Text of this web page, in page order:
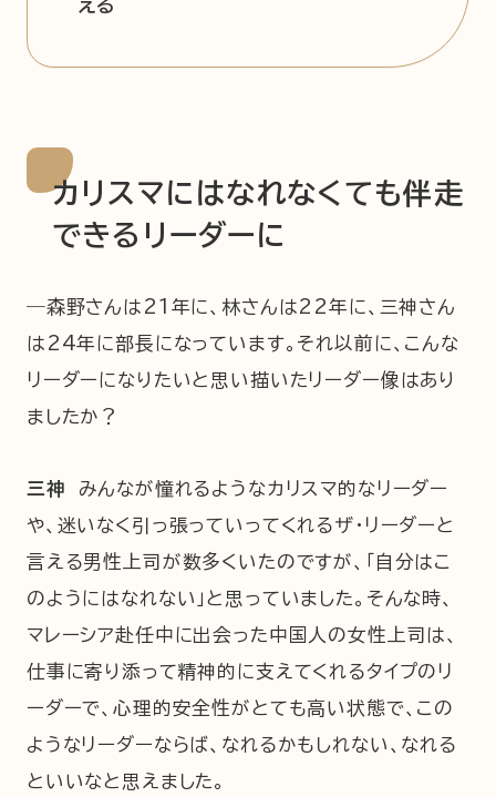
える
カリスマにはなれなくても伴走
できるリーダーに
―森野さんは21年に、林さんは22年に、三神さん
は24年に部長になっています。それ以前に、こんな
リーダーになりたいと思い描いたリーダー像はあり
ましたか？
三神 みんなが憧れるようなカリスマ的なリーダー
や、迷いなく引っ張っていってくれるザ・リーダーと
言える男性上司が数多くいたのですが、「自分はこ
のようにはなれない」と思っていました。そんな時、
マレーシア赴任中に出会った中国人の女性上司は、
仕事に寄り添って精神的に支えてくれるタイプのリ
ーダーで、心理的安全性がとても高い状態で、この
ようなリーダーならば、なれるかもしれない、なれる
といいなと思えました。